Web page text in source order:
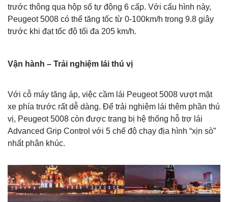
trước thông qua hộp số tự động 6 cấp. Với cấu hình này,
Peugeot 5008 có thể tăng tốc từ 0-100km/h trong 9.8 giây
trước khi đạt tốc độ tối đa 205 km/h.
Vận hành – Trải nghiệm lái thú vị
Với cỗ máy tăng áp, việc cầm lái Peugeot 5008 vượt mặt
xe phía trước rất dễ dàng. Để trải nghiệm lái thêm phần thú
vị, Peugeot 5008 còn được trang bị hệ thống hỗ trợ lái
Advanced Grip Control với 5 chế độ chạy địa hình “xịn sò”
nhất phân khúc.